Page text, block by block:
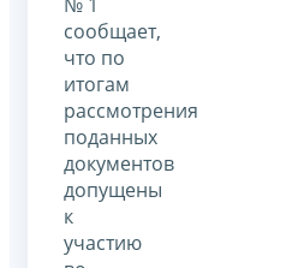
сообщает,
что по
итогам
рассмотрения
поданных
документов
допущены
к
участию